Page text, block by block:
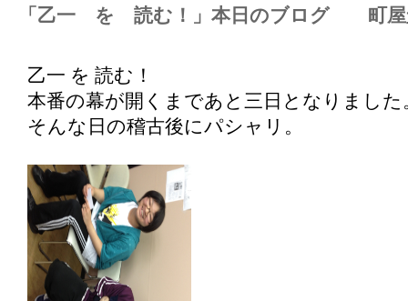
「乙一 を 読む！」本日のブログ 町屋
乙一 を 読む！
本番の幕が開くまであと三日となりました
そんな日の稽古後にパシャリ。